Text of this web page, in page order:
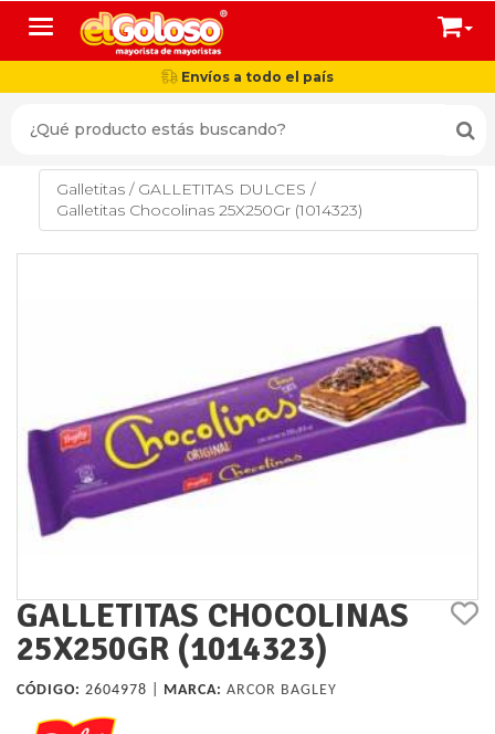
Toggle navigation
Envíos a todo el país
Galletitas / GALLETITAS DULCES /
Galletitas Chocolinas 25X250Gr (1014323)
GALLETITAS CHOCOLINAS
25X250GR (1014323)
CÓDIGO: 2604978 | MARCA: ARCOR BAGLEY